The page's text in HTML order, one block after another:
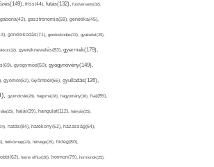
friss(44), futás(132), futóverseny(32),
gabona(42), gasztronómia(58), genetika(45),
gondolkodás(71), gondoskodás(33), gyakorlat(29),
gyereknevelés(83), gyermek(179),
gyógymód(50), gyógynövény(149),
gyomor(62), Gyömbér(66), gyulladás(126),
gyümölcslé(28), hagyma(28), hagyomány(36), haj(85),
hála(25), halál(39), hangulat(112), hányás(25),
hatás(84), hatékony(52), házasság(64),
hétköznap(24), hétvége(25), hideg(80),
home office(26), hormon(79), hormonok(25),